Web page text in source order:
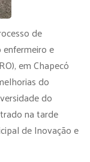
de
e
em Chapecó
do
do
na tarde
de Inovação e